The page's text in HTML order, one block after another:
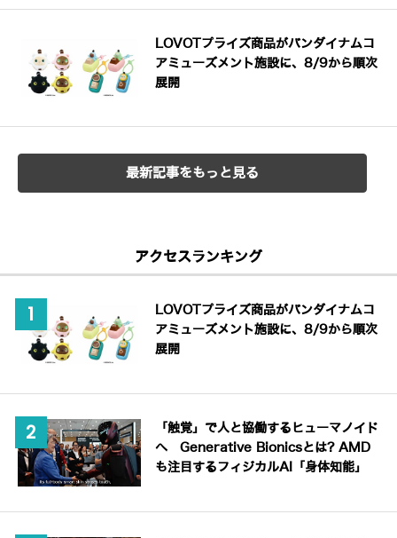
LOVOTプライズ商品がバンダイナムコ
アミューズメント施設に、8/9から順次
展開
最新記事をもっと見る
アクセスランキング
LOVOTプライズ商品がバンダイナムコ
アミューズメント施設に、8/9から順次
展開
「触覚」で人と協働するヒューマノイド
へ Generative Bionicsとは? AMD
も注目するフィジカルAI「身体知能」